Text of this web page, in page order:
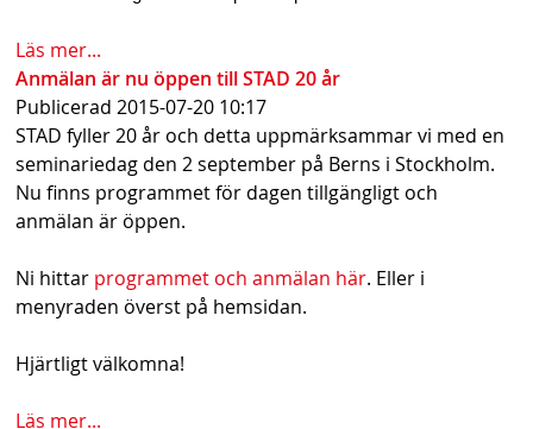
Läs mer...
Anmälan är nu öppen till STAD 20 år
Publicerad2015-07-20 10:17
STAD fyller 20 år och detta uppmärksammar vi med en
seminariedag den 2 september på Berns i Stockholm.
Nu finns programmet för dagen tillgängligt och
anmälan är öppen.
Ni hittar programmet och anmälan här. Eller i
menyraden överst på hemsidan.
Hjärtligt välkomna!
Läs mer...